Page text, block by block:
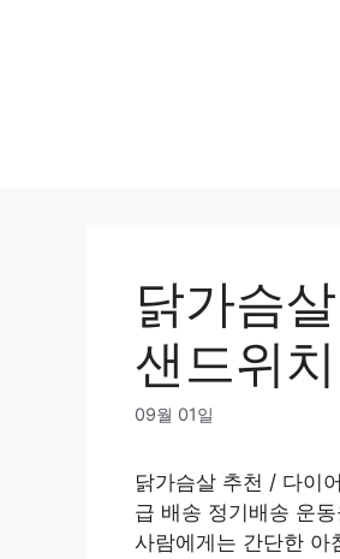
닭가슴
샌드위
09월 01일
닭가슴살 추천 / 다이
급 배송 정기배송 운
사람에게는 간단한 아